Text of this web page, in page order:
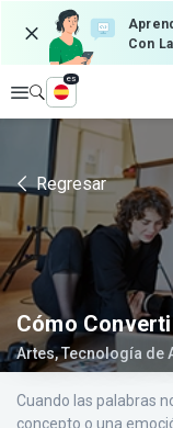
Con
Explorar
es
Regresar
Cómo
Artes, Tecnología de
Cuando las palabras
concepto o una